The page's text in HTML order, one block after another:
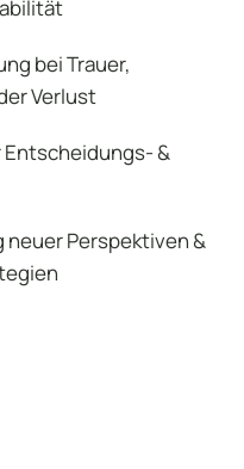
bei Trauer,
Verlust
Entscheidungs- &
neuer Perspektiven &